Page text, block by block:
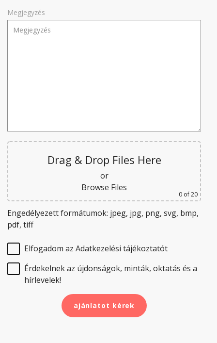
Megjegyzés
Drag & Drop Files Here
or
Browse Files
0 of 20
Engedélyezett formátumok: jpeg, jpg, png, svg, bmp,
pdf, tiff
Elfogadom az Adatkezelési tájékoztatót
Érdekelnek az újdonságok, minták, oktatás és a
hírlevelek!
ajánlatot kérek